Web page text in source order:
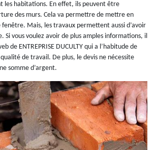
les habitations. En effet, ils peuvent être
des murs. Cela va permettre de mettre en
Mais, les travaux permettent aussi d’avoir
Si vous voulez avoir de plus amples informations, il
de ENTREPRISE DUCULTY qui a l’habitude de
de travail. De plus, le devis ne nécessite
somme d’argent.